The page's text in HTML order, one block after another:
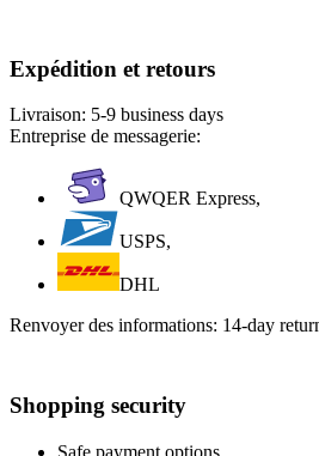
Expédition et retours
Livraison: 5-9 business days
Entreprise de messagerie:
QWQER Express,
USPS,
DHL
Renvoyer des informations: 14-day
Shopping security
Safe payment options